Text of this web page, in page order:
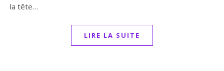
la tête…
LIRE LA SUITE